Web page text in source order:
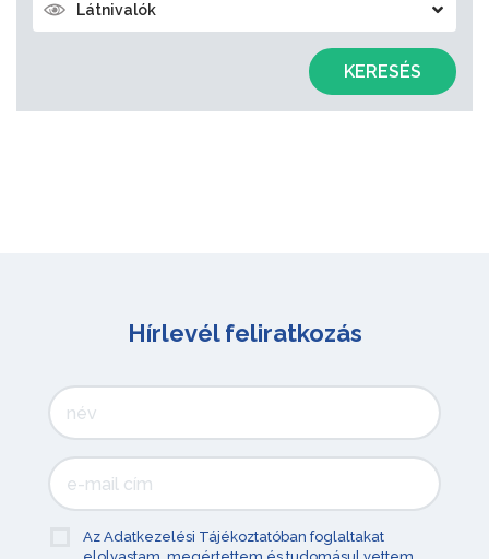
Látnivalók
KERESÉS
Hírlevél feliratkozás
Az Adatkezelési Tájékoztatóban foglaltakat